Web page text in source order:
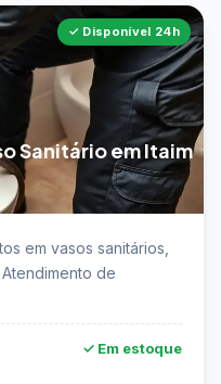
Sanitário em Itaim
✓ Disponível 24h
em vasos sanitários,
de
✓ Em estoque